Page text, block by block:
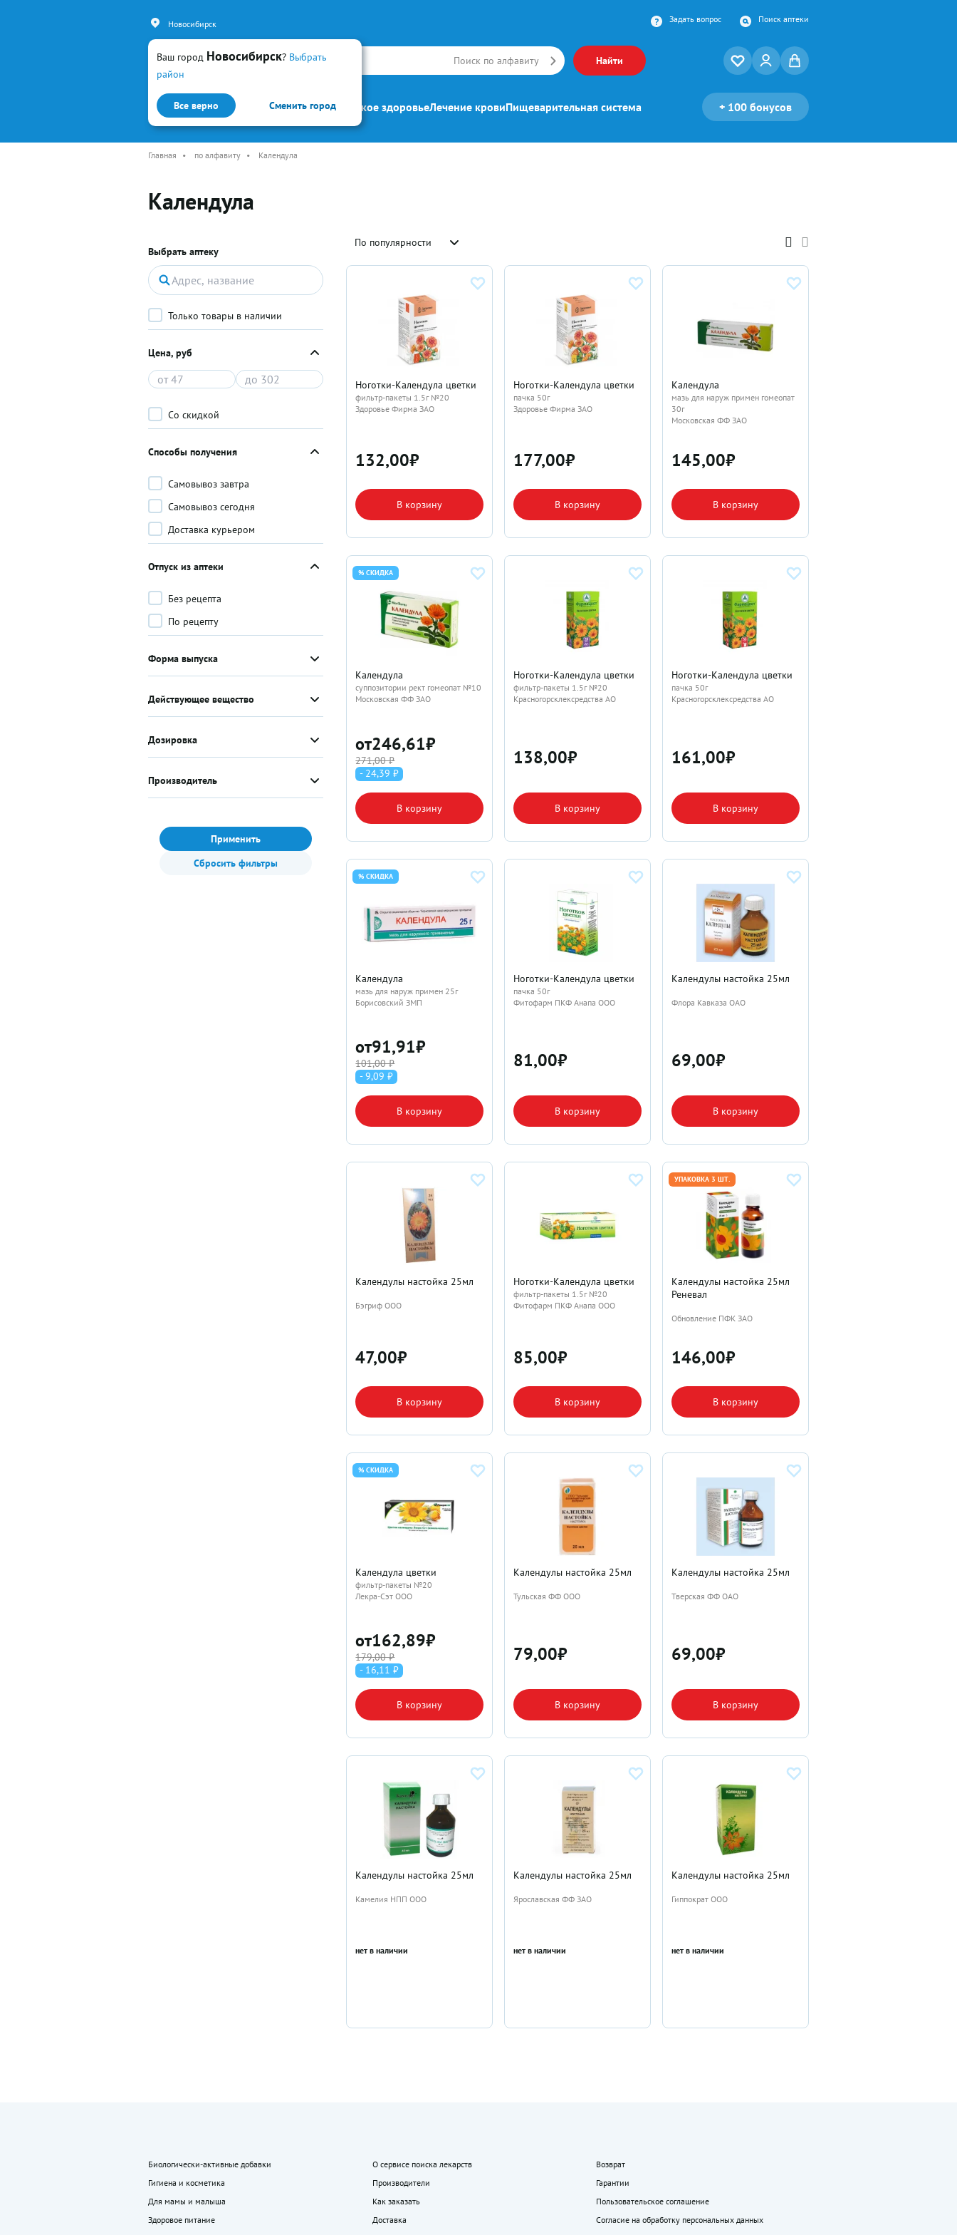
Ваш город Новосибирск? Выбрать
район
Все верно Сменить город
Новосибирск Задать вопрос Поиск аптеки
Искать Поиск по алфавиту Найти
Каталог Простуда и гриппЖенское здоровьеЛечение кровиПищеварительная система + 100 бонусов
Главная • по алфавиту • Календула
Календула
Выбрать аптеку
Только товары в наличии
Цена, руб
Со скидкой
Способы получения
Самовывоз завтра
Самовывоз сегодня
Доставка курьером
Отпуск из аптеки
Без рецепта
По рецепту
Форма выпуска
Действующее вещество
Дозировка
Производитель
Применить
Сбросить фильтры
По популярности
Ноготки-Календула цветки
фильтр-пакеты 1.5г №20
Здоровье Фирма ЗАО
132,00₽
В корзину
Ноготки-Календула цветки
пачка 50г
Здоровье Фирма ЗАО
177,00₽
В корзину
Календула
мазь для наруж примен гомеопат
30г
Московская ФФ ЗАО
145,00₽
В корзину
% СКИДКА
Календула
суппозитории рект гомеопат №10
Московская ФФ ЗАО
от246,61₽
271,00 ₽
- 24,39 ₽
В корзину
Ноготки-Календула цветки
фильтр-пакеты 1.5г №20
Красногорсклексредства АО
138,00₽
В корзину
Ноготки-Календула цветки
пачка 50г
Красногорсклексредства АО
161,00₽
В корзину
% СКИДКА
Календула
мазь для наруж примен 25г
Борисовский ЗМП
от91,91₽
101,00 ₽
- 9,09 ₽
В корзину
Ноготки-Календула цветки
пачка 50г
Фитофарм ПКФ Анапа ООО
81,00₽
В корзину
Календулы настойка 25мл
Флора Кавказа ОАО
69,00₽
В корзину
Календулы настойка 25мл
Бэгриф ООО
47,00₽
В корзину
Ноготки-Календула цветки
фильтр-пакеты 1.5г №20
Фитофарм ПКФ Анапа ООО
85,00₽
В корзину
УПАКОВКА 3 ШТ.
Календулы настойка 25мл
Реневал
Обновление ПФК ЗАО
146,00₽
В корзину
% СКИДКА
Календула цветки
фильтр-пакеты №20
Лекра-Сэт ООО
от162,89₽
179,00 ₽
- 16,11 ₽
В корзину
Календулы настойка 25мл
Тульская ФФ ООО
79,00₽
В корзину
Календулы настойка 25мл
Тверская ФФ ОАО
69,00₽
В корзину
Календулы настойка 25мл
Камелия НПП ООО
нет в наличии
Календулы настойка 25мл
Ярославская ФФ ЗАО
нет в наличии
Календулы настойка 25мл
Гиппократ ООО
нет в наличии
Биологически-активные добавки
Гигиена и косметика
Для мамы и малыша
Здоровое питание
О сервисе поиска лекарств
Производители
Как заказать
Доставка
Возврат
Гарантии
Пользовательское соглашение
Согласие на обработку персональных данных